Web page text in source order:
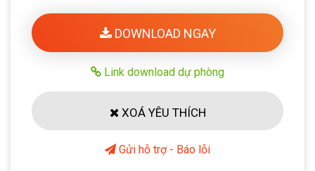
DOWNLOAD NGAY
Link download dự phòng
XOÁ YÊU THÍCH
Gửi hỗ trợ - Báo lỗi